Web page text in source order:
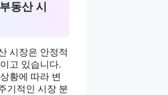
동산 시
시장은 안정적
고 있습니다.
황에 따라 변
기적인 시장 분